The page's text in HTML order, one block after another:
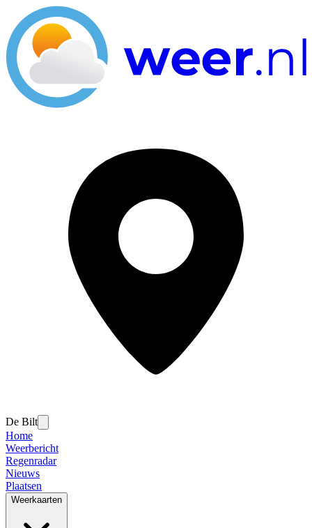
De Bilt
Home
Weerbericht
Regenradar
Nieuws
Plaatsen
Weerkaarten